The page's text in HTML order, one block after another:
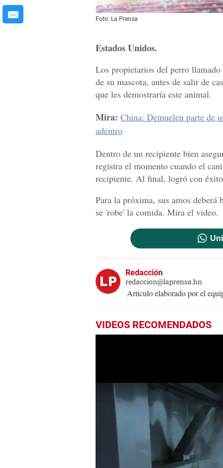
Foto: La Prensa
Estados Unidos.
Los propietarios del perro
de su mascota, antes de salir de
que les demostraría este animal.
Mira: China: Demuelen parte de
adentro
Dentro de un recipiente bien
registra el momento cuando el
recipiente. Al final, logró con
Para la próxima, sus amos
se 'robe' la comida. Mira el video.
Redacción
redaccion@laprensa.hn
Artículo elaborado por el
VIDEOS RECOMENDADOS